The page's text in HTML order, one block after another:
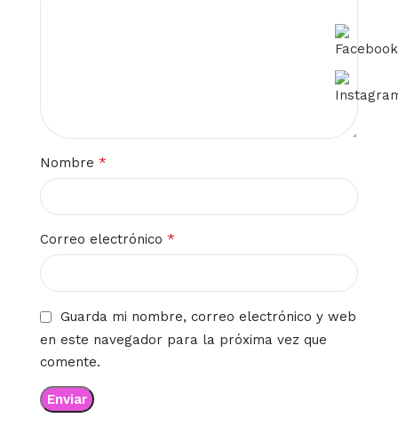
Nombre *
Correo electrónico *
Guarda mi nombre, correo electrónico y web
en este navegador para la próxima vez que
comente.